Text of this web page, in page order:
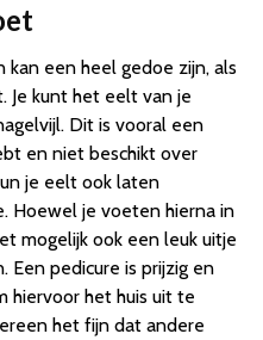
een heel gedoe zijn, als
Je kunt het eelt van je
Dit is vooral een
en niet beschikt over
je eelt ook laten
Hoewel je voeten hierna in
mogelijk ook een leuk uitje
Een pedicure is prijzig en
hiervoor het huis uit te
het fijn dat andere